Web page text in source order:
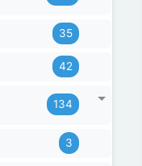
35
42
134
3